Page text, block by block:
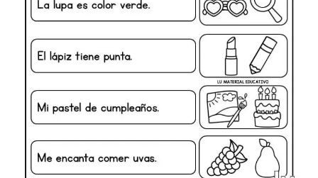
Material
TOY STORY
Cuadernillos
Aprendiendo a leer
Bitácora de incidencias
Agendas escolares
Decoración